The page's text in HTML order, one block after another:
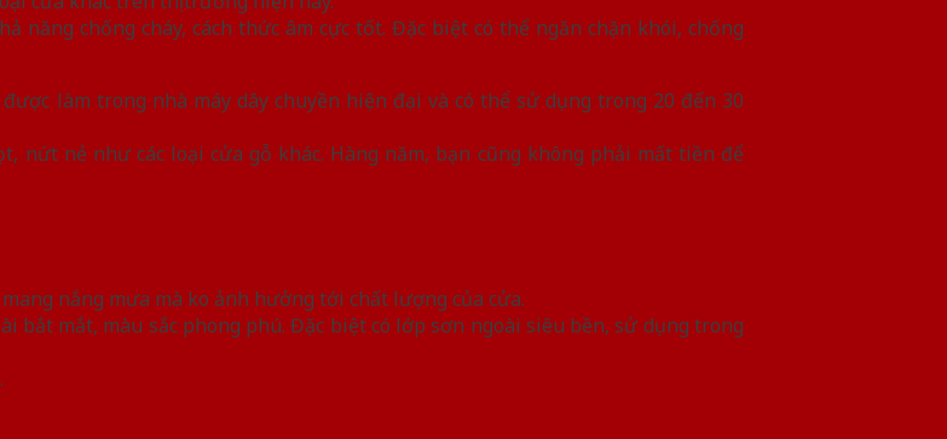
năng chống cháy, cách thức âm cực tốt. Đặc biệt có thể ngăn chặn khói, chống
làm trong nhà máy dây chuyền hiện đại và có thể sử dụng trong 20 đến 30
nứt nẻ như các loại cửa gỗ khác. Hàng năm, bạn cũng không phải mất tiền để
nắng mưa mà ko ảnh hưởng tới chất lượng của cửa.
mắt, màu sắc phong phú. Đặc biệt có lớp sơn ngoài siêu bền, sử dụng trong